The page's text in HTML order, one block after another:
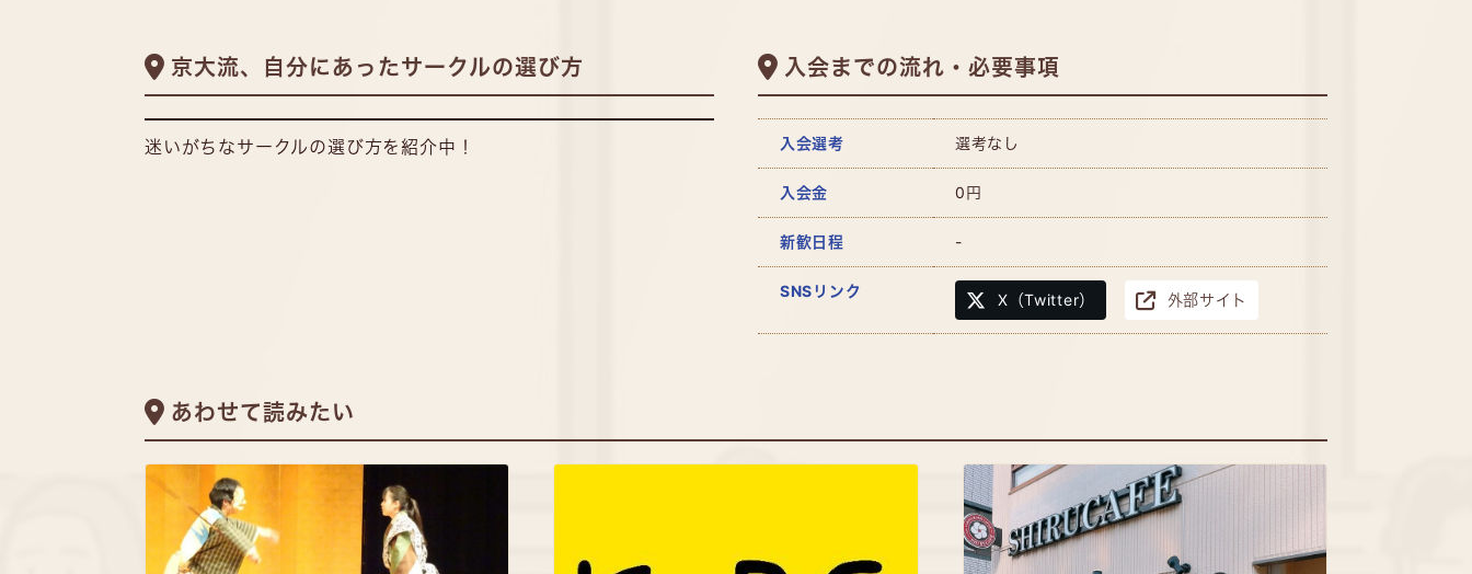
京大流、自分にあったサークルの選び方
迷いがちなサークルの選び方を紹介中！
入会までの流れ・必要事項
入会選考 選考なし
入会金 0円
新歓日程 -
SNSリンク X（Twitter） 外部サイト
あわせて読みたい